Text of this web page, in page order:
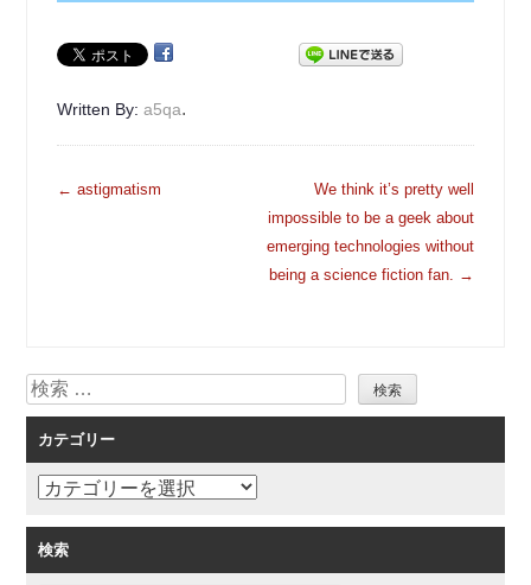
Written By:a5qa.
投
ョ
ン
← astigmatism
We think it’s pretty well
impossible to be a geek about
emerging technologies without
being a science fiction fan. →
検
索
カテゴリー
カ
ゴ
リ
検索